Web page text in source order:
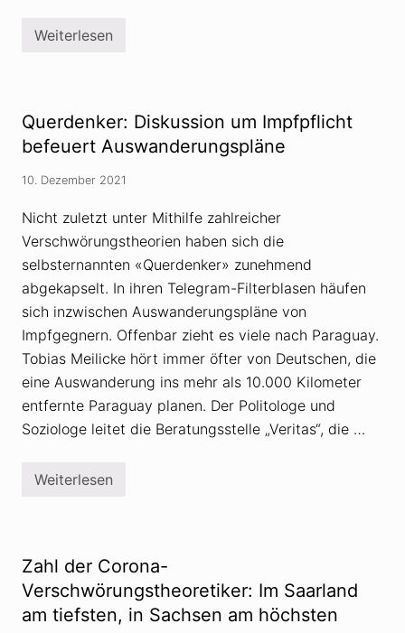
e
t
e
n
s
h
a
t
e
r
v
o
n
V
e
r
s
c
h
w
r
g
r
e
t
i
k
K
n
a
l
M
ü
l
e
r
v
e
r
b
r
e
i
t
e
a
b
s
u
e
C
a
-
V
e
r
Weiterlesen
Querdenker: Diskussion um Impfpflicht
befeuert Auswanderungspläne
10. Dezember 2021
Nicht zuletzt unter Mithilfe zahlreicher
Verschwörungstheorien haben sich die
selbsternannten «Querdenker» zunehmend
abgekapselt. In ihren Telegram-Filterblasen häufen
sich inzwischen Auswanderungspläne von
Impfgegnern. Offenbar zieht es viele nach Paraguay.
Tobias Meilicke hört immer öfter von Deutschen, die
eine Auswanderung ins mehr als 10.000 Kilometer
entfernte Paraguay planen. Der Politologe und
Soziologe leitet die Beratungsstelle „Veritas“, die …
Q
e
n
k
e
r
Weiterlesen
Zahl der Corona-
Verschwörungstheoretiker: Im Saarland
am tiefsten, in Sachsen am höchsten